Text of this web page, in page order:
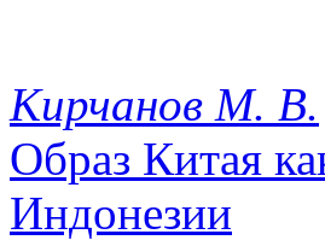
Кирчанов М. В.
Образ Китая
Индонезии